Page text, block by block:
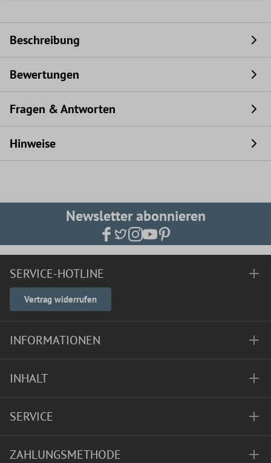
Beschreibung
Bewertungen
Fragen & Antworten
Hinweise
Newsletter abonnieren
SERVICE-HOTLINE
Vertrag widerrufen
INFORMATIONEN
INHALT
SERVICE
ZAHLUNGSMETHODE